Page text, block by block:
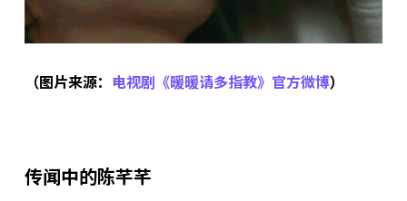
（图片来源： 电视剧《暖暖请多指教》官方微博）
传闻中的陈芊芊